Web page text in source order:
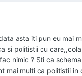
asta iti pun eu mai
si politistii cu
nimic ? Sti ca
mai multi ca politistii in